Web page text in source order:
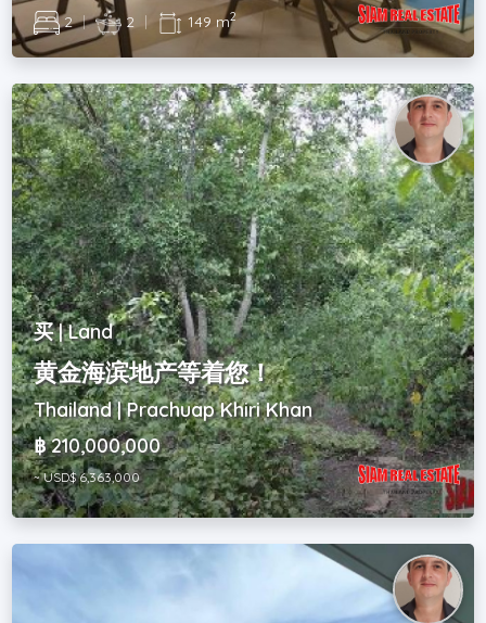
2 | 2 | 149 m2
买 | Land
黄金海滨地产等着您！
Thailand | Prachuap Khiri Khan
฿ 210,000,000
~ USD$ 6,363,000